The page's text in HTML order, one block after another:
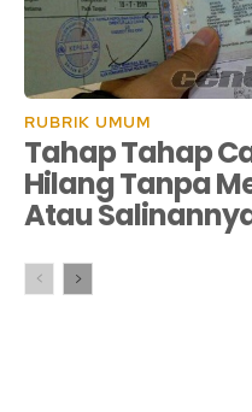
RUBRIK UMUM
Tahap Tahap
Hilang Tanpa
Atau